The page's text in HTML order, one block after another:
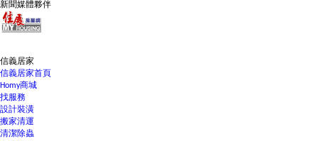
新聞媒體夥伴
信義居家
信義居家首頁
Homy商城
找服務
設計裝潢
搬家清運
清潔除蟲